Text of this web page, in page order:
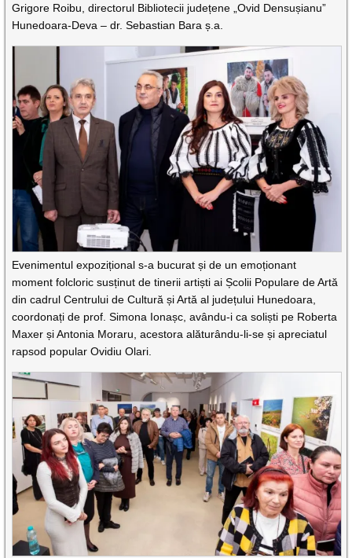
Grigore Roibu, directorul Bibliotecii județene „Ovid Densușianu”
Hunedoara-Deva – dr. Sebastian Bara ș.a.
Evenimentul expozițional s-a bucurat și de un emoționant
moment folcloric susținut de tinerii artiști ai Școlii Populare de Artă
din cadrul Centrului de Cultură și Artă al județului Hunedoara,
coordonați de prof. Simona Ionașc, avându-i ca soliști pe Roberta
Maxer și Antonia Moraru, acestora alăturându-li-se și apreciatul
rapsod popular Ovidiu Olari.